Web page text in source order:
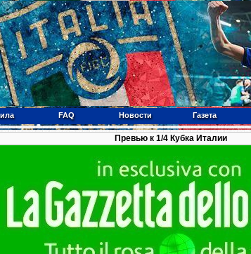
FAQ Новости Газета
Превью к 1/4 Кубка Италии